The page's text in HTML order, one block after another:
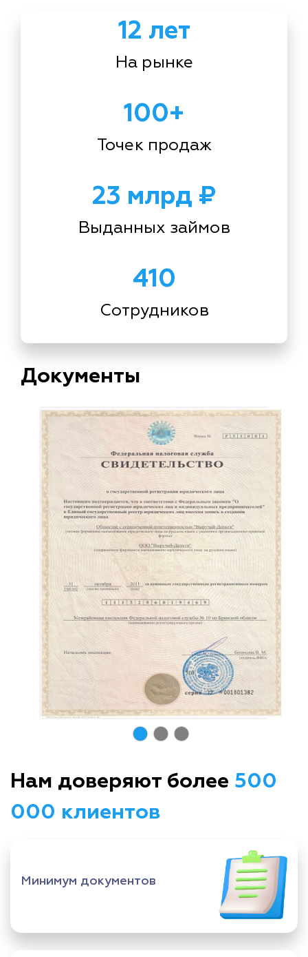
12 лет
На рынке
100+
Точек продаж
23 млрд ₽
Выданных займов
410
Сотрудников
Документы
Нам доверяют более 500
000 клиентов
Минимум документов